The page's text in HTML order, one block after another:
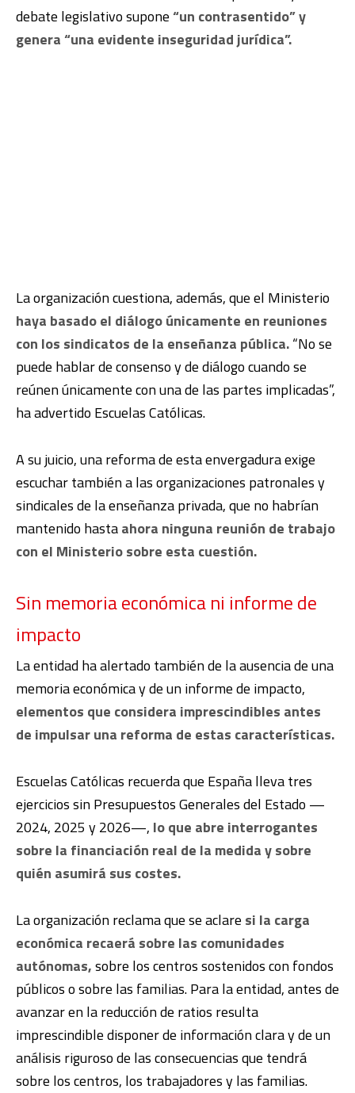
debate legislativo supone“un contrasentido” y
genera “una evidente inseguridad jurídica”.
La organización cuestiona, además, que el Ministerio
haya basado el diálogo únicamente en reuniones
con los sindicatos de la enseñanza pública.“No se
puede hablar de consenso y de diálogo cuando se
reúnen únicamente con una de las partes implicadas”,
ha advertido Escuelas Católicas.
A su juicio, una reforma de esta envergadura exige
escuchar también a las organizaciones patronales y
sindicales de la enseñanza privada, que no habrían
mantenido hastaahora ninguna reunión de trabajo
con el Ministerio sobre esta cuestión.
Sin memoria económica ni informe de
impacto
La entidad ha alertado también de la ausencia de una
memoria económica y de un informe de impacto,
elementos que considera imprescindibles antes
de impulsar una reforma de estas características.
Escuelas Católicas recuerda que España lleva tres
ejercicios sin Presupuestos Generales del Estado —
2024, 2025 y 2026—, lo que abre interrogantes
sobre la financiación real de la medida y sobre
quién asumirá sus costes.
La organización reclama que se aclare si la carga
económica recaerá sobre las comunidades
autónomas,sobre los centros sostenidos con fondos
públicos o sobre las familias. Para la entidad, antes de
avanzar en la reducción de ratios resulta
imprescindible disponer de información clara y de un
análisis riguroso de las consecuencias que tendrá
sobre los centros, los trabajadores y las familias.